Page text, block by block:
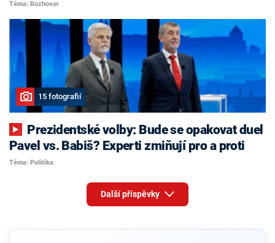
Téma: Rozhovor
15 fotografií
Pavel vs. Babiš? Experti zmiňují pro a proti
Téma: Politika
Další příspěvky